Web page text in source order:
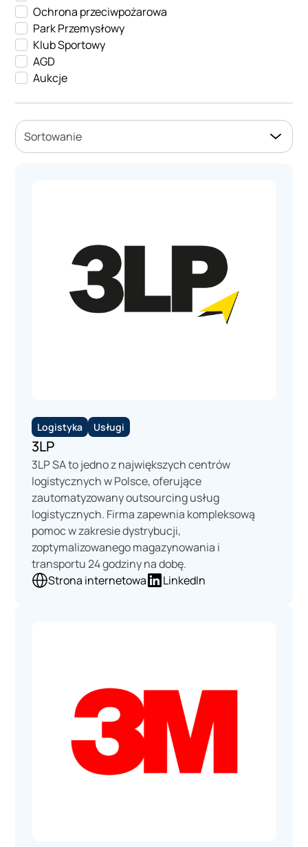
Ochrona przeciwpożarowa
Park Przemysłowy
Klub Sportowy
AGD
Aukcje
Doradztwo
Gastronomia
Informatyczna
Logistyka
Media
Mediacja
Medycyna
Naprawa
Nieruchomości
Ochrona środowiska
Odpady
Organizacja wydarzeń
Podatki
Prawo
Rehabilitacja
Reklama
Rozrywka
Sportowa
Sprzedaż
Sortowanie
Logistyka Usługi
3LP
3LP SA to jedno z największych centrów
logistycznych w Polsce, oferujące
zautomatyzowany outsourcing usług
logistycznych. Firma zapewnia kompleksową
pomoc w zakresie dystrybucji,
zoptymalizowanego magazynowania i
transportu 24 godziny na dobę.
Strona internetowa
LinkedIn